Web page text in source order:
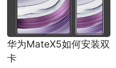
华为MateX5如何安装双
卡